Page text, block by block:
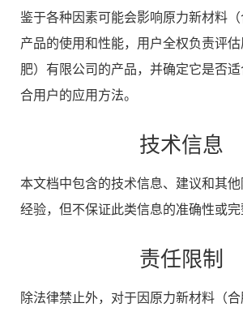
鉴于各种因素可能会影响原力新材料
产品的使用和性能，用户全权负责评
肥）有限公司的产品，并确定它是否
合用户的应用方法。
技术信息
本文档中包含的技术信息、建议和其
经验，但不保证此类信息的准确性或完
责任限制
除法律禁止外，对于因原力新材料（